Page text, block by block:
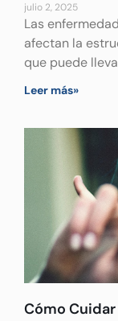
julio 2, 2025
Las
afectan la
que puede
Leer más»
Cómo